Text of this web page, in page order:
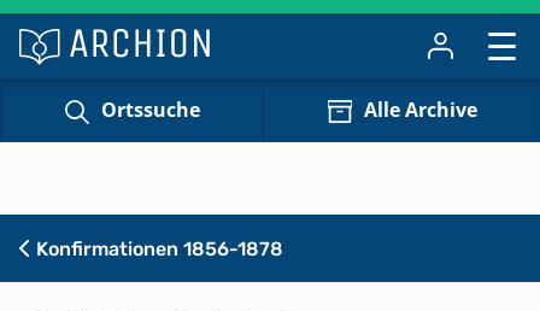
Ortssuche Alle Archive
Konfirmationen 1856-1878